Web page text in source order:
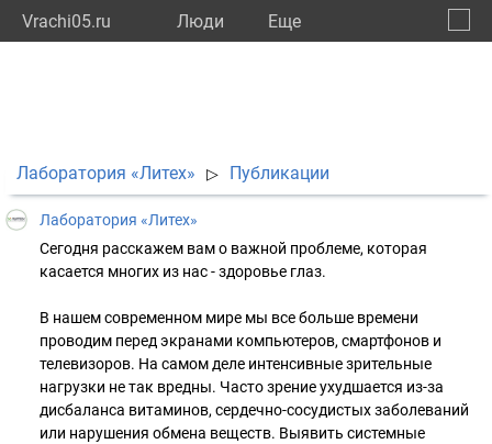
Vrachi05.ru Люди Eще
Лаборатория «Литех» ▷ Публикации
Лаборатория «Литех»
Сегодня расскажем вам о важной проблеме, которая
касается многих из нас - здоровье глаз.
В нашем современном мире мы все больше времени
проводим перед экранами компьютеров, смартфонов и
телевизоров. На самом деле интенсивные зрительные
нагрузки не так вредны. Часто зрение ухудшается из-за
дисбаланса витаминов, сердечно-сосудистых заболеваний
или нарушения обмена веществ. Выявить системные